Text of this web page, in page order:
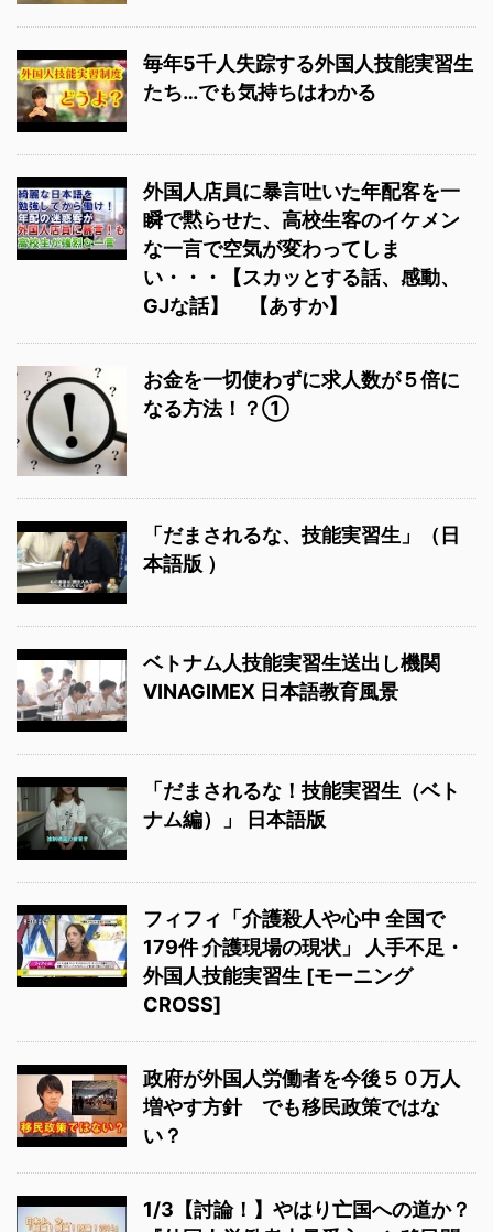
毎年5千人失踪する外国人技能実習生
たち…でも気持ちはわかる
外国人店員に暴言吐いた年配客を一
瞬で黙らせた、高校生客のイケメン
な一言で空気が変わってしま
い・・・【スカッとする話、感動、
GJな話】 【あすか】
お金を一切使わずに求人数が５倍に
なる方法！？①
「だまされるな、技能実習生」（日
本語版 ）
ベトナム人技能実習生送出し機関
VINAGIMEX 日本語教育風景
「だまされるな！技能実習生（ベト
ナム編）」 日本語版
フィフィ「介護殺人や心中 全国で
179件 介護現場の現状」 人手不足・
外国人技能実習生 [モーニング
CROSS]
政府が外国人労働者を今後５０万人
増やす方針 でも移民政策ではな
い？
1/3【討論！】やはり亡国への道か？